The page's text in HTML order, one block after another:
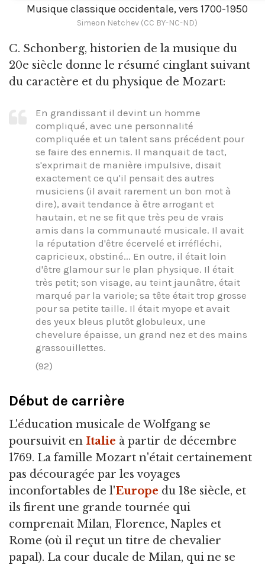
Musique classique occidentale, vers 1700-1950
Simeon Netchev (CC BY-NC-ND)
C. Schonberg, historien de la musique du
20e siècle donne le résumé cinglant suivant
du caractère et du physique de Mozart:
En grandissant il devint un homme
compliqué, avec une personnalité
compliquée et un talent sans précédent pour
se faire des ennemis. Il manquait de tact,
s'exprimait de manière impulsive, disait
exactement ce qu'il pensait des autres
musiciens (il avait rarement un bon mot à
dire), avait tendance à être arrogant et
hautain, et ne se fit que très peu de vrais
amis dans la communauté musicale. Il avait
la réputation d'être écervelé et irréfléchi,
capricieux, obstiné... En outre, il était loin
d'être glamour sur le plan physique. Il était
très petit; son visage, au teint jaunâtre, était
marqué par la variole; sa tête était trop grosse
pour sa petite taille. Il était myope et avait
des yeux bleus plutôt globuleux, une
chevelure épaisse, un grand nez et des mains
grassouillettes.
(92)
Début de carrière
L'éducation musicale de Wolfgang se
poursuivit en Italie à partir de décembre
1769. La famille Mozart n'était certainement
pas découragée par les voyages
inconfortables de l'Europe du 18e siècle, et
ils firent une grande tournée qui
comprenait Milan, Florence, Naples et
Rome (où il reçut un titre de chevalier
papal). La cour ducale de Milan, qui ne se